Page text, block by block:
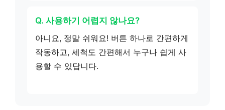
Q. 사용하기 어렵지 않나요?
아니요, 정말 쉬워요! 버튼 하나로 간편하게
작동하고, 세척도 간편해서 누구나 쉽게 사
용할 수 있답니다.